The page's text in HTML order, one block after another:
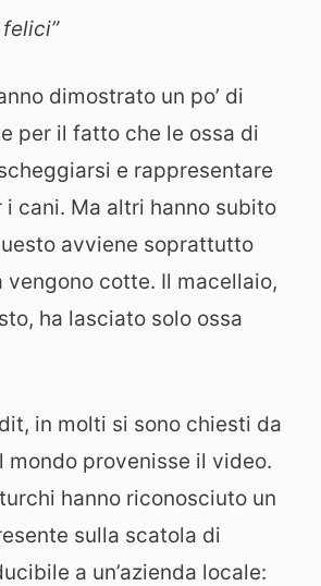
dimostrato un po’ di
per il fatto che le ossa di
e rappresentare
i cani. Ma altri hanno subito
avviene soprattutto
vengono cotte. Il macellaio,
ha lasciato solo ossa
in molti si sono chiesti da
mondo provenisse il video.
hanno riconosciuto un
sulla scatola di
a un’azienda locale: